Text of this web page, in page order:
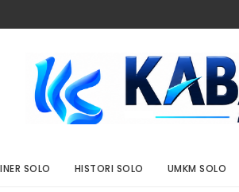
SOLO HISTORI SOLO UMKM SOLO